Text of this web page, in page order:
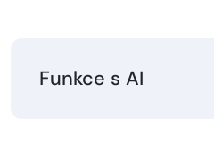
Funkce s AI